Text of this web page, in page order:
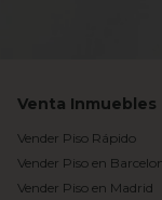
Venta Inmuebles
Vender Piso Rápido
Vender Piso en
Vender Piso en Madrid